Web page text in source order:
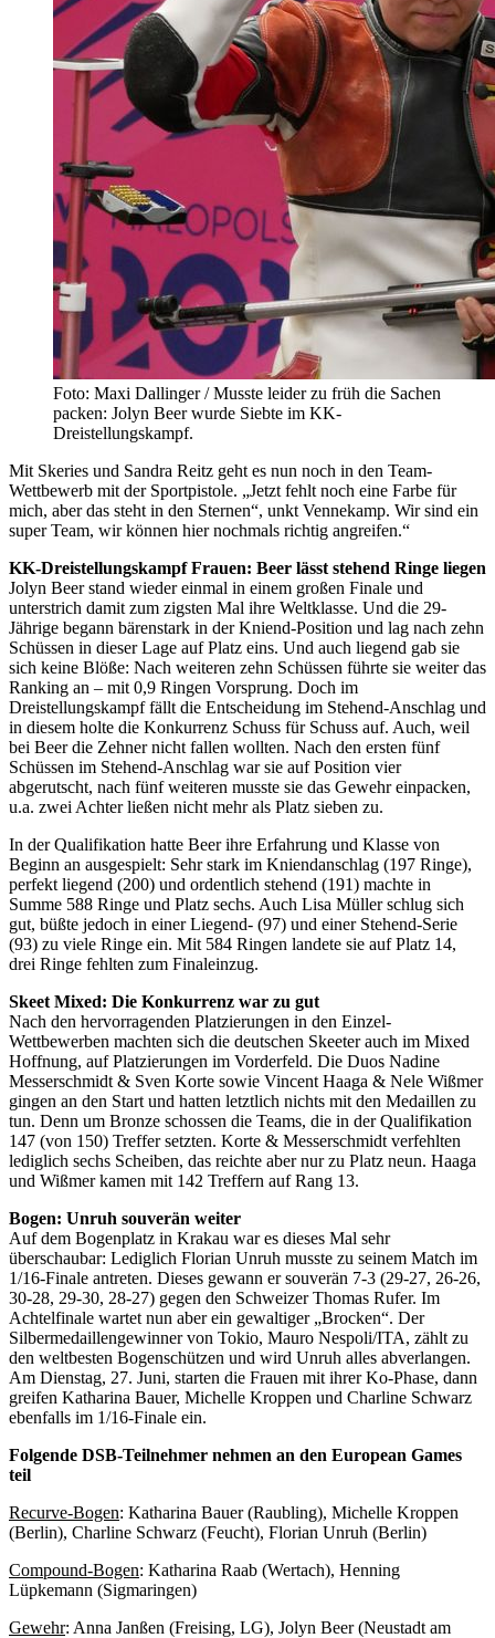
Foto: Maxi Dallinger / Musste leider zu früh die Sachen
packen: Jolyn Beer wurde Siebte im KK-
Dreistellungskampf.
Mit Skeries und Sandra Reitz geht es nun noch in den Team-
Wettbewerb mit der Sportpistole. „Jetzt fehlt noch eine Farbe für
mich, aber das steht in den Sternen“, unkt Vennekamp. Wir sind ein
super Team, wir können hier nochmals richtig angreifen.“
KK-Dreistellungskampf Frauen: Beer lässt stehend Ringe liegen
Jolyn Beer stand wieder einmal in einem großen Finale und
unterstrich damit zum zigsten Mal ihre Weltklasse. Und die 29-
Jährige begann bärenstark in der Kniend-Position und lag nach zehn
Schüssen in dieser Lage auf Platz eins. Und auch liegend gab sie
sich keine Blöße: Nach weiteren zehn Schüssen führte sie weiter das
Ranking an – mit 0,9 Ringen Vorsprung. Doch im
Dreistellungskampf fällt die Entscheidung im Stehend-Anschlag und
in diesem holte die Konkurrenz Schuss für Schuss auf. Auch, weil
bei Beer die Zehner nicht fallen wollten. Nach den ersten fünf
Schüssen im Stehend-Anschlag war sie auf Position vier
abgerutscht, nach fünf weiteren musste sie das Gewehr einpacken,
u.a. zwei Achter ließen nicht mehr als Platz sieben zu.
In der Qualifikation hatte Beer ihre Erfahrung und Klasse von
Beginn an ausgespielt: Sehr stark im Kniendanschlag (197 Ringe),
perfekt liegend (200) und ordentlich stehend (191) machte in
Summe 588 Ringe und Platz sechs. Auch Lisa Müller schlug sich
gut, büßte jedoch in einer Liegend- (97) und einer Stehend-Serie
(93) zu viele Ringe ein. Mit 584 Ringen landete sie auf Platz 14,
drei Ringe fehlten zum Finaleinzug.
Skeet Mixed: Die Konkurrenz war zu gut
Nach den hervorragenden Platzierungen in den Einzel-
Wettbewerben machten sich die deutschen Skeeter auch im Mixed
Hoffnung, auf Platzierungen im Vorderfeld. Die Duos Nadine
Messerschmidt & Sven Korte sowie Vincent Haaga & Nele Wißmer
gingen an den Start und hatten letztlich nichts mit den Medaillen zu
tun. Denn um Bronze schossen die Teams, die in der Qualifikation
147 (von 150) Treffer setzten. Korte & Messerschmidt verfehlten
lediglich sechs Scheiben, das reichte aber nur zu Platz neun. Haaga
und Wißmer kamen mit 142 Treffern auf Rang 13.
Bogen: Unruh souverän weiter
Auf dem Bogenplatz in Krakau war es dieses Mal sehr
überschaubar: Lediglich Florian Unruh musste zu seinem Match im
1/16-Finale antreten. Dieses gewann er souverän 7-3 (29-27, 26-26,
30-28, 29-30, 28-27) gegen den Schweizer Thomas Rufer. Im
Achtelfinale wartet nun aber ein gewaltiger „Brocken“. Der
Silbermedaillengewinner von Tokio, Mauro Nespoli/ITA, zählt zu
den weltbesten Bogenschützen und wird Unruh alles abverlangen.
Am Dienstag, 27. Juni, starten die Frauen mit ihrer Ko-Phase, dann
greifen Katharina Bauer, Michelle Kroppen und Charline Schwarz
ebenfalls im 1/16-Finale ein.
Folgende DSB-Teilnehmer nehmen an den European Games
teil
Recurve-Bogen: Katharina Bauer (Raubling), Michelle Kroppen
(Berlin), Charline Schwarz (Feucht), Florian Unruh (Berlin)
Compound-Bogen: Katharina Raab (Wertach), Henning
Lüpkemann (Sigmaringen)
Gewehr: Anna Janßen (Freising, LG), Jolyn Beer (Neustadt am